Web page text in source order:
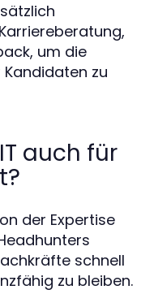
um die
zu
auch für
der Expertise
schnell
zu bleiben.